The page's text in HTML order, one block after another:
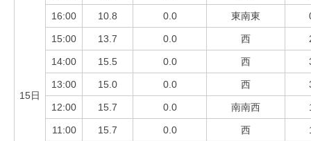
15日
16:00 10.8 0.0 東南東
15:00 13.7 0.0 西
14:00 15.5 0.0 西
13:00 15.0 0.0 西
12:00 15.7 0.0 南南西
11:00 15.7 0.0 西